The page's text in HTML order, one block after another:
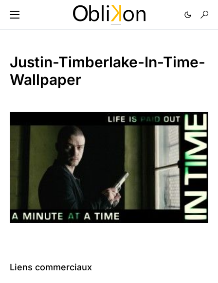
Justin-Timberlake-In-Time-
Wallpaper
Liens commerciaux